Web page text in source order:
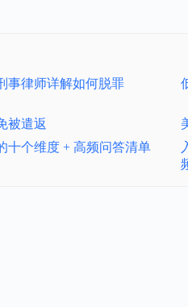
事律师详解如何脱罪
被遣返
十个维度 + 高频问答清单